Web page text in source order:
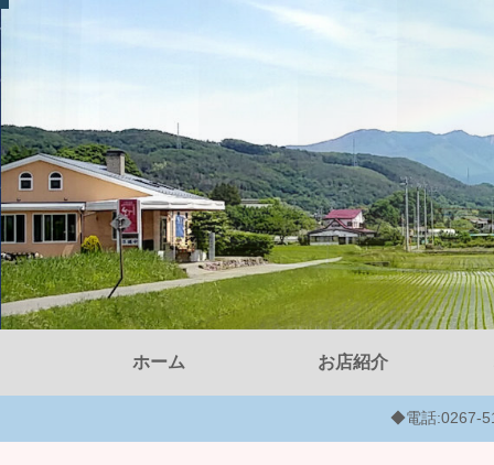
ホーム お店紹介
◆電話:0267-